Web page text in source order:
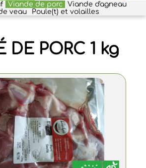
Viande de porc
Viande d'agneau
veau
Poule(t) et volailles
DE PORC 1 kg